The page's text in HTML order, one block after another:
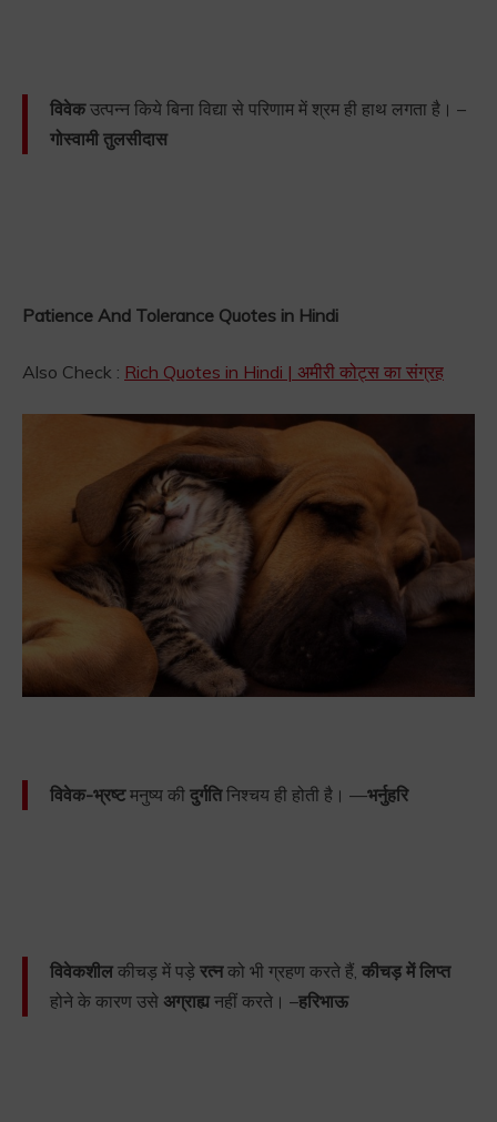
विवेकउत्पन्न किये बिना विद्या से परिणाम में श्रम ही हाथ लगता है। –
गोस्वामी तुलसीदास
Patience And Tolerance Quotes in Hindi
Also Check : Rich Quotes in Hindi | अमीरी कोट्स का संग्रह
विवेक-भ्रष्टमनुष्य की दुर्गतिनिश्चय ही होती है। —भर्नुहरि
विवेकशील कीचड़ में पड़े रत्नको भी ग्रहण करते हैं, कीचड़ में लिप्त
होने के कारण उसे अग्राह्यनहीं करते। –हरिभाऊ